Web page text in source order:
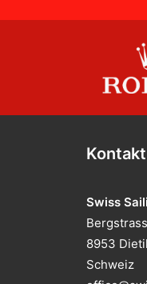
Kontakt
Swiss
8953
Schweiz